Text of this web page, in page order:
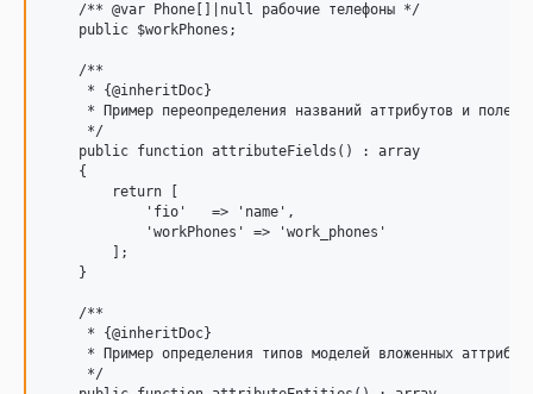
    /** @var Phone[]|null рабочие телефоны */
    public $workPhones;
    /**
     * {@inheritDoc}
* Пример переопределения названий аттрибутов и полей
     */
    public function attributeFields() : array
    {
        return [
            'fio'   => 'name',
            'workPhones' => 'work_phones'
        ];
    }
    /**
     * {@inheritDoc}
* Пример определения типов моделей вложенных
     */